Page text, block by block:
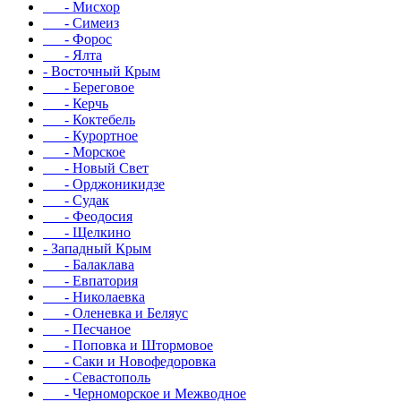
- Мисхор
- Симеиз
- Форос
- Ялта
- Восточный Крым
- Береговое
- Керчь
- Коктебель
- Курортное
- Морское
- Новый Свет
- Орджоникидзе
- Судак
- Феодосия
- Щелкино
- Западный Крым
- Балаклава
- Евпатория
- Николаевка
- Оленевка и Беляус
- Песчаное
- Поповка и Штормовое
- Саки и Новофедоровка
- Севастополь
- Черноморское и Межводное